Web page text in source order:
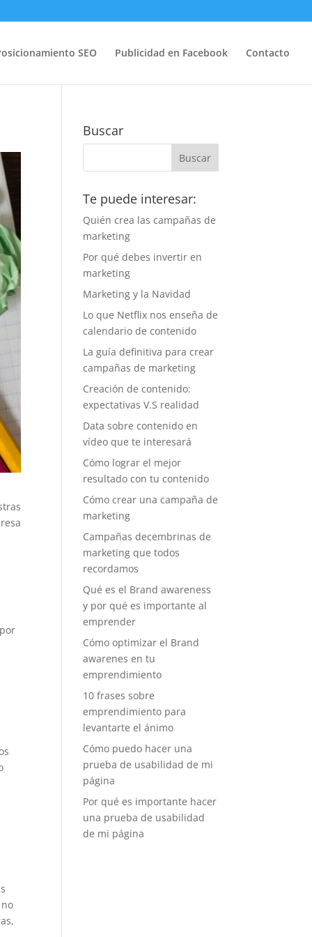
SEO Publicidad en Facebook Contacto
Buscar
Te puede interesar:
Quién crea las campañas de
marketing
Por qué debes invertir en
marketing
Marketing y la Navidad
Lo que Netflix nos enseña de
calendario de contenido
La guía definitiva para crear
campañas de marketing
Creación de contenido:
expectativas V.S realidad
Data sobre contenido en
vídeo que te interesará
Cómo lograr el mejor
resultado con tu contenido
Cómo crear una campaña de
marketing
Campañas decembrinas de
marketing que todos
recordamos
Qué es el Brand awareness
y por qué es importante al
emprender
Cómo optimizar el Brand
awarenes en tu
emprendimiento
10 frases sobre
emprendimiento para
levantarte el ánimo
Cómo puedo hacer una
prueba de usabilidad de mi
página
Por qué es importante hacer
una prueba de usabilidad
de mi página